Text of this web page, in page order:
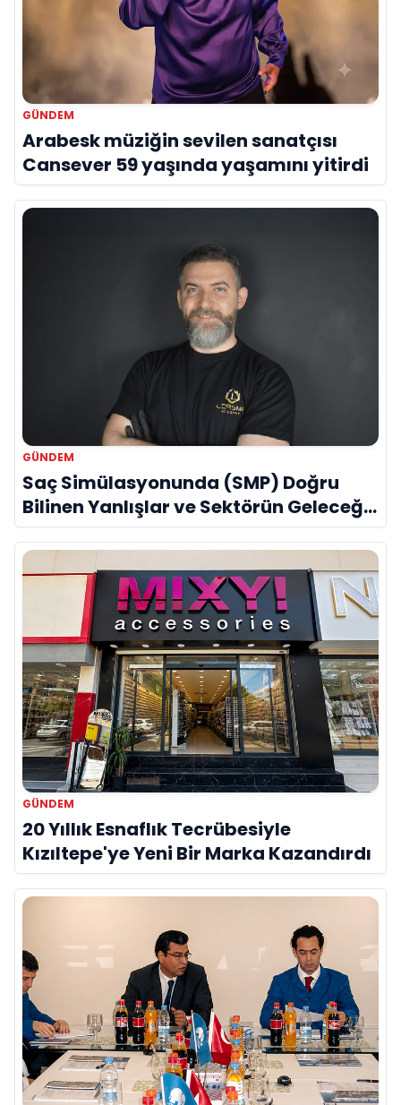
GÜNDEM
Arabesk müziğin sevilen sanatçısı
Cansever 59 yaşında yaşamını yitirdi
GÜNDEM
Saç Simülasyonunda (SMP) Doğru
Bilinen Yanlışlar ve Sektörün Geleceği:
Onur Akdeniz ile Özel Röportaj
GÜNDEM
20 Yıllık Esnaflık Tecrübesiyle
Kızıltepe'ye Yeni Bir Marka Kazandırdı